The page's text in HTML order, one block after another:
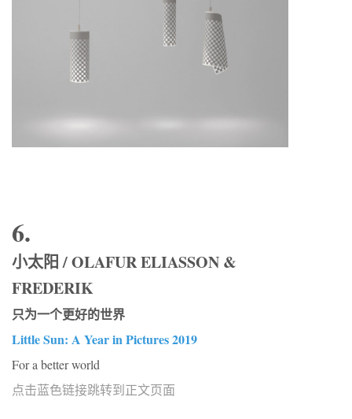
6.
小太阳 / OLAFUR ELIASSON &
FREDERIK
只为一个更好的世界
Little Sun: A Year in Pictures 2019
For a better world
点击蓝色链接跳转到正文页面